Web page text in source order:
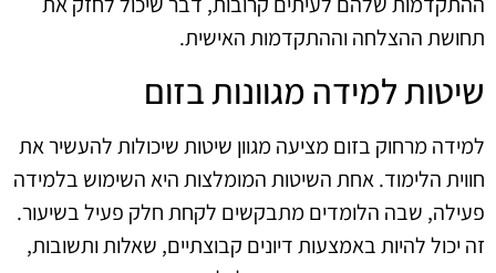
תחושת ההצלחה וההתקדמות האישית.
שיטות למידה מגוונות בזום
למידה מרחוק בזום מציעה מגוון שיטות שיכולות להעשיר את
חווית הלימוד. אחת השיטות המומלצות היא השימוש בלמידה
פעילה, שבה הלומדים מתבקשים לקחת חלק פעיל בשיעור.
זה יכול להיות באמצעות דיונים קבוצתיים, שאלות ותשובות,